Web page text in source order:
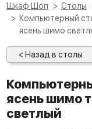
Шкаф Шоп Столы
Компьютерный стол №7 с ящиками ясень шимо темный/
ясень шимо
< Назад в столы
Компьютерный стол №7 с ящиками
ясень шимо
светлый